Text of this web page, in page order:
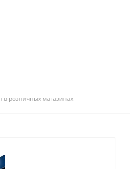
в розничных магазинах